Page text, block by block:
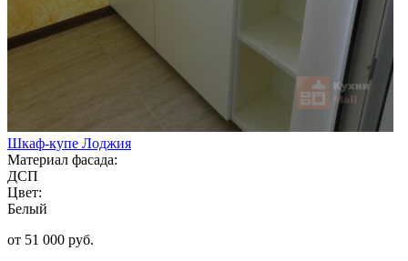
Шкаф-купе Лоджия
Материал фасада:
ДСП
Цвет:
Белый
от 51 000 руб.